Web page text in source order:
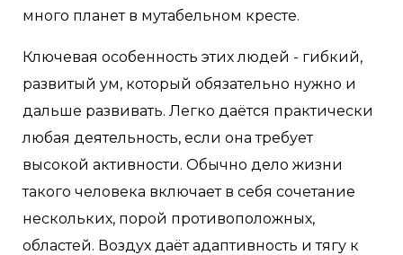
много планет в мутабельном кресте.
Ключевая особенность этих людей - гибкий,
развитый ум, который обязательно нужно и
дальше развивать. Легко даётся практически
любая деятельность, если она требует
высокой активности. Обычно дело жизни
такого человека включает в себя сочетание
нескольких, порой противоположных,
областей. Воздух даёт адаптивность и тягу к